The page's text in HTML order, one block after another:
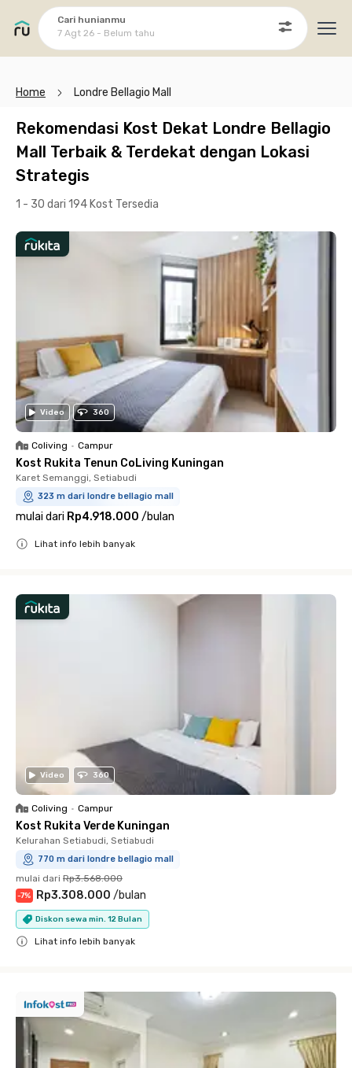
Cari hunianmu
7 Agt 26 - Belum tahu
Home Londre Bellagio Mall
Rekomendasi Kost Dekat Londre Bellagio
Mall Terbaik & Terdekat dengan Lokasi
Strategis
1 - 30 dari 194 Kost Tersedia
Video 360
Coliving • Campur
Kost Rukita Tenun CoLiving Kuningan
Karet Semanggi, Setiabudi
323 m dari londre bellagio mall
mulai dari Rp4.918.000 /bulan
Lihat info lebih banyak
Video 360
Coliving • Campur
Kost Rukita Verde Kuningan
Kelurahan Setiabudi, Setiabudi
770 m dari londre bellagio mall
mulai dari Rp3.568.000
-7% Rp3.308.000 /bulan
Diskon sewa min. 12 Bulan
Lihat info lebih banyak